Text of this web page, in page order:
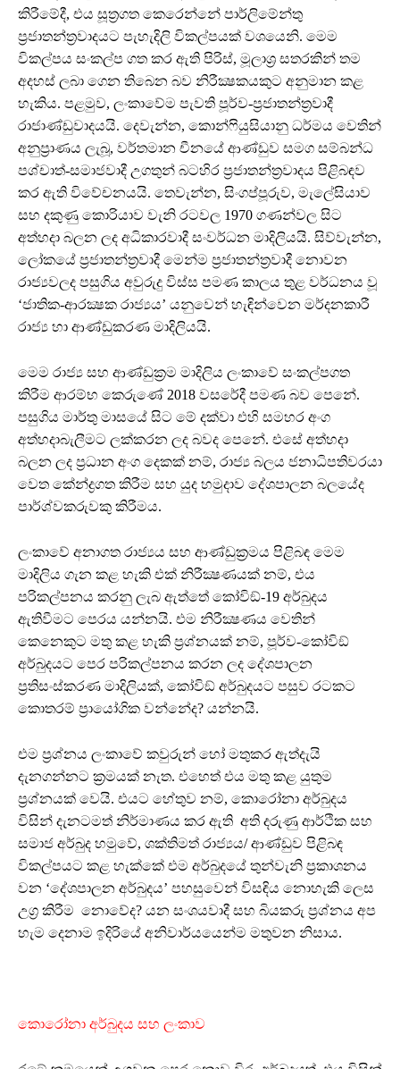
කිරීමේදී, එය සූත්‍රගත කෙරෙන්නේ පාර්ලිමේන්තු
ප්‍රජාතන්ත්‍රවාදයට පැහැදිලි විකල්පයක් වශයෙනි. මෙම
විකල්පය සංකල්ප ගත කර ඇති පිරිස්, මූලාශ්‍ර සතරකින් තම
අදහස් ලබා ගෙන තිබෙන බව නිරීක්‍ෂකයකුට අනුමාන කළ
හැකිය. පළමුව, ලංකාවේම පැවති පූර්ව-ප්‍රජාතන්ත්‍රවාදී
රාජාණ්ඩුවාදයයි. දෙවැන්න, කොන්ෆියුසියානු ධර්මය වෙතින්
අනුප්‍රාණය ලැබූ, වර්තමාන චීනයේ ආණ්ඩුව සමග සම්බන්ධ
පශ්චාත්-සමාජවාදී උගතුන් බටහිර ප්‍රජාතන්ත්‍රවාදය පිළිබඳව
කර ඇති විවේචනයයි. තෙවැන්න, සිංගප්පූරුව, මැලේසියාව
සහ දකුණු කොරියාව වැනි රටවල 1970 ගණන්වල සිට
අත්හදා බලන ලද අධිකාරවාදී සංවර්ධන මාදිලියයි. සිව්වැන්න,
ලෝකයේ ප්‍රජාතන්ත්‍රවාදී මෙන්ම ප්‍රජාතන්ත්‍රවාදී නොවන
රාජ්‍යවලද පසුගිය අවුරුදු විස්ස පමණ කාලය තුළ වර්ධනය වූ
‘ජාතික-ආරක්‍ෂක රාජ්‍යය’ යනුවෙන් හැඳින්වෙන මර්දනකාරී
රාජ්‍ය හා ආණ්ඩුකරණ මාදිලියයි.
මෙම රාජ්‍ය සහ ආණ්ඩුක්‍රම මාදිලිය ලංකාවේ සංකල්පගත
කිරීම ආරම්භ කෙරුණේ 2018 වසරේදී පමණ බව පෙනේ.
පසුගිය මාර්තු මාසයේ සිට මේ දක්වා එහි සමහර අංග
අත්හදාබැලීමට ලක්කරන ලද බවද පෙනේ. එසේ අත්හදා
බලන ලද ප්‍රධාන අංග දෙකක් නම්, රාජ්‍ය බලය ජනාධිපතිවරයා
වෙත කේන්ද්‍රගත කිරීම සහ යුද හමුදාව දේශපාලන බලයේද
පාර්ශ්වකරුවකු කිරීමය.
ලංකාවේ අනාගත රාජ්‍යය සහ ආණ්ඩුක්‍රමය පිළිබඳ මෙම
මාදිලිය ගැන කළ හැකි එක් නිරීක්‍ෂණයක් නම්, එය
පරිකල්පනය කරනු ලැබ ඇත්තේ කෝවිඞ්-19 අර්බුදය
ඇතිවීමට පෙරය යන්නයි. එම නිරීක්‍ෂණය වෙතින්
කෙනෙකුට මතු කළ හැකි ප්‍රශ්නයක් නම්, පූර්ව-කෝවිඞ්
අර්බුදයට පෙර පරිකල්පනය කරන ලද දේශපාලන
ප්‍රතිසංස්කරණ මාදිලියක්, කෝවිඞ් අර්බුදයට පසුව රටකට
කොතරම් ප්‍රායෝගික වන්නේද? යන්නයි.
එම ප්‍රශ්නය ලංකාවේ කවුරුන් හෝ මතුකර ඇත්දැයි
දැනගන්නට ක්‍රමයක් නැත. එහෙත් එය මතු කළ යුතුම
ප්‍රශ්නයක් වෙයි. එයට හේතුව නම්, කොරෝනා අර්බුදය
විසින් දැනටමත් නිර්මාණය කර ඇති අති දරුණු ආර්ථික සහ
සමාජ අර්බුද හමුවේ, ශක්තිමත් රාජ්‍යය/ ආණ්ඩුව පිළිබඳ
විකල්පයට කළ හැක්කේ එම අර්බුදයේ තුන්වැනි ප්‍රකාශනය
වන ‘දේශපාලන අර්බුදය’ පහසුවෙන් විසඳිය නොහැකි ලෙස
උග්‍ර කිරීම නොවේද? යන සංශයවාදී සහ බියකරු ප්‍රශ්නය අප
හැම දෙනාම ඉදිරියේ අනිවාර්යයෙන්ම මතුවන නිසාය.
කොරෝනා අර්බුදය සහ ලංකාව